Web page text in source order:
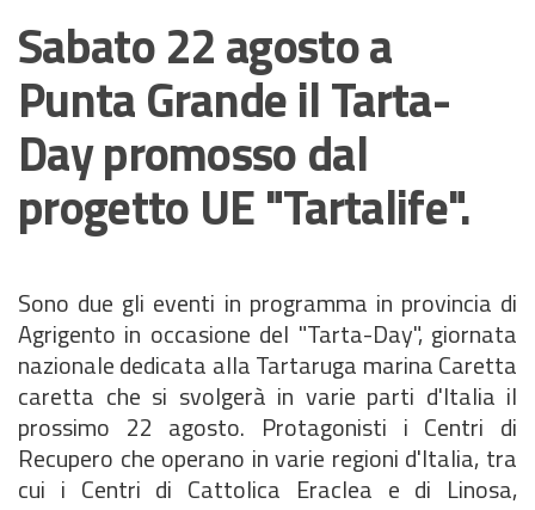
Sabato 22 agosto a
Punta Grande il Tarta-
Day promosso dal
progetto UE "Tartalife".
Sono due gli eventi in programma in provincia di
Agrigento in occasione del "Tarta-Day", giornata
nazionale dedicata alla Tartaruga marina Caretta
caretta che si svolgerà in varie parti d'Italia il
prossimo 22 agosto. Protagonisti i Centri di
Recupero che operano in varie regioni d'Italia, tra
cui i Centri di Cattolica Eraclea e di Linosa,